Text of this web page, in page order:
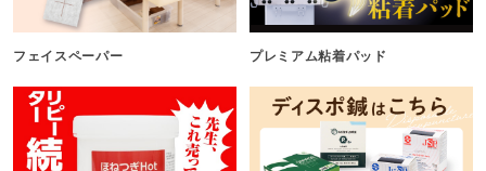
フェイスペーパー プレミアム粘着パッド